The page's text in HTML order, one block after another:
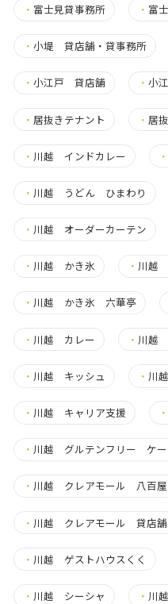
・ 富士見貸事務所 ・ 富
・ 小堤 貸店舗・貸事務所
・ 小江戸 貸店舗 ・小
・ 居抜きテナント ・ 居
・ 川越 インドカレー ・
・ 川越 うどん ひまわり
・ 川越 オーダーカーテン
・ 川越 かき氷 ・ 川越
・ 川越 かき氷 六華亭
・ 川越 カレー ・ 川越
・ 川越 キッシュ ・ 川
・ 川越 キャリア支援 ・
・ 川越 グルテンフリー ケー
・ 川越 クレアモール 八百屋
・ 川越 クレアモール 貸店舗
・ 川越 ゲストハウスくく
・ 川越 シーシャ ・ 川